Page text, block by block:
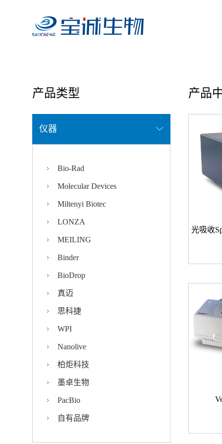
产品类型
仪器
Bio-Rad
Molecular Devices
Miltenyi Biotec
LONZA
MEILING
Binder
BioDrop
真迈
思科捷
WPI
Nanolive
柏炬科技
墨卓生物
PacBio
自有品牌
产品